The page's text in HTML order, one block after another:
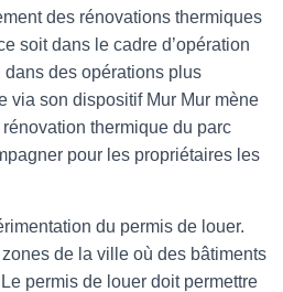
des rénovations thermiques
soit dans le cadre d’opération
des opérations plus
via son dispositif Mur Mur mène
thermique du parc
pour les propriétaires les
du permis de louer.
de la ville où des bâtiments
permis de louer doit permettre